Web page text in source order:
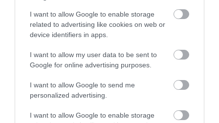
I want to allow Google to enable storage
related to advertising like cookies on web or
device identifiers in apps.
I want to allow my user data to be sent to
Google for online advertising purposes.
I want to allow Google to send me
personalized advertising.
I want to allow Google to enable storage
GYÓGYNÖVÉNYKERTBE ÉS
PANNONHALMI FŐAPÁTSÁG
PINCÉSZETÉBE